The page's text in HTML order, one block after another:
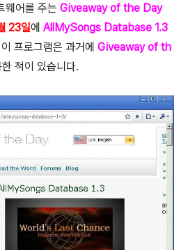
웨어를 주는 Giveaway of the Day
23일에 AllMySongs Database 1.3
프로그램은 과거에 Giveaway of th
적이 있습니다.